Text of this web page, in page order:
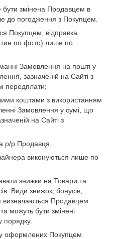
змінена Продавцем в
до погодження з Покупцем.
Покупцем, відправка
по фото) лише по
Замовлення на пошті у
зазначеній на Сайті з
передплати;
коштами з використанням
Замовлення у сумі, що
на Сайті з
р/р Продавця.
виконуються лише по
знижки на Товари та
Види знижок, бонусів,
визначаються Продавцем
можуть бути змінені
оформлених Покупцем